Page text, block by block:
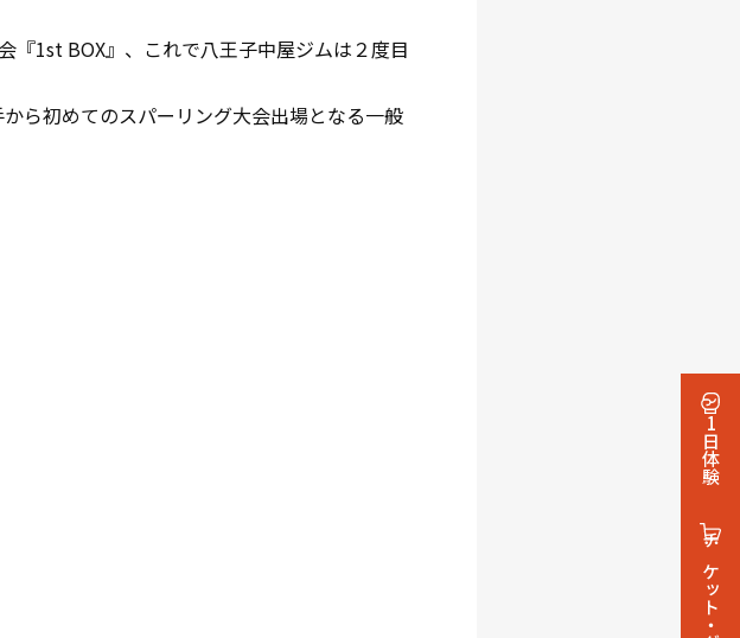
1日体験
『1st BOX』、これで八王子中屋ジムは２度目
ら初めてのスパーリング大会出場となる一般